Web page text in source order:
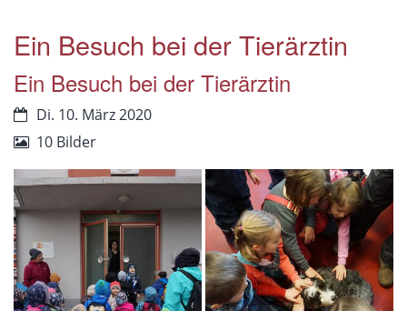
Ein Besuch bei der Tierärztin
Ein Besuch bei der Tierärztin
Di. 10. März 2020
10 Bilder